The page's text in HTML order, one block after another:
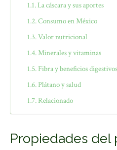
La cáscara y sus aportes
Consumo en México
Valor nutricional
Minerales y vitaminas
Fibra y beneficios digestivos
Plátano y salud
Relacionado
Propiedades del